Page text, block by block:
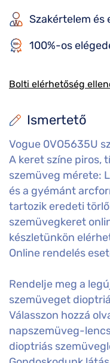
Ismertető
Vogue 0VO5635U
A keret színe piros,
szemüveg mérete:
és a gyémánt
tartozik eredeti
szemüvegkeret
készletünkön
Online rendelés
Rendelje meg a
szemüveget
Válasszon hozzá
napszemüveg-
dioptriás
Szakértelem és
100%-os
Bolti elérhetőség